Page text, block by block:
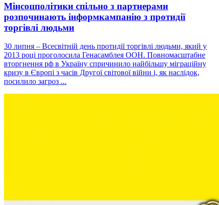
Мінсоцполітики спільно з партнерами
розпочинають інформкампанію з протидії
торгівлі людьми
30 липня – Всесвітній день протидії торгівлі людьми, який у
2013 році проголосила Генасамблея ООН. Повномасштабне
вторгнення рф в Україну спричинило найбільшу міграційну
кризу в Європі з часів Другої світової війни і, як наслідок,
посилило загроз ...